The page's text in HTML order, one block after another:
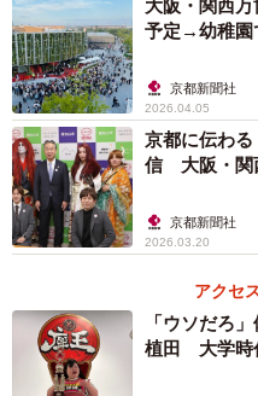
大阪・関西
予定→幼稚園
京都新聞社
2026.04.05
京都に伝わ
信 大阪・関
京都新聞社
2026.03.20
アクセ
「ウソだろ
植田 大学時